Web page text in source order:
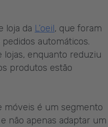
loja da L’oeil, que foram
automáticos.
lojas, enquanto reduziu
produtos estão
móveis é um segmento
não apenas adaptar um